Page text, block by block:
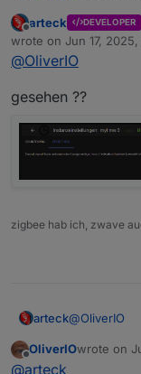
das
das
Offline
arteck DEVELOPER
wrote on Jun 17,
last edited by
@OliverIO
gesehen ??
zigbee hab ich, zwave
arteck@OliverIO
gesehen ??
Offline
OliverIOwrote on
last edited
@arteck